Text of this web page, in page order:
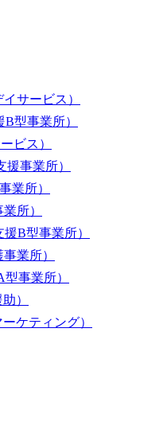
イサービス）
B型事業所）
ビス）
援事業所）
業所）
所）
援B型事業所）
事業所）
型事業所）
）
ーケティング）